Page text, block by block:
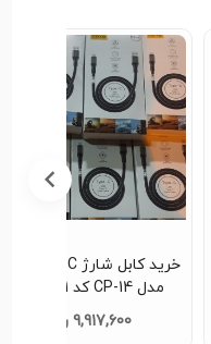
وعمده
9,917,600 ریال